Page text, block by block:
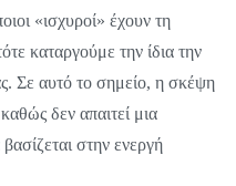
«ισχυροί» έχουν τη
καταργούμε την ίδια την
Σε αυτό το σημείο, η σκέψη
δεν απαιτεί μια
στην ενεργή